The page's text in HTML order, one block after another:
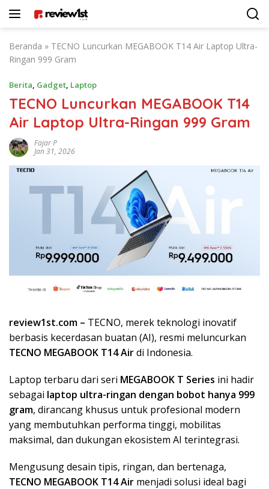
Beranda » TECNO Luncurkan MEGABOOK T14 Air Laptop Ultra-
Ringan 999 Gram
Berita, Gadget, Laptop
TECNO Luncurkan MEGABOOK T14
Air Laptop Ultra-Ringan 999 Gram
Fajar P
Jan 31, 2026
review1st.com – TECNO, merek teknologi inovatif
berbasis kecerdasan buatan (AI), resmi meluncurkan
TECNO MEGABOOK T14 Airdi Indonesia.
Laptop terbaru dari seri MEGABOOK T Series ini hadir
sebagai laptop ultra-ringan dengan bobot hanya 999
gram, dirancang khusus untuk profesional modern
yang membutuhkan performa tinggi, mobilitas
maksimal, dan dukungan ekosistem AI terintegrasi.
Mengusung desain tipis, ringan, dan bertenaga,
TECNO MEGABOOK T14 Air menjadi solusi ideal bagi